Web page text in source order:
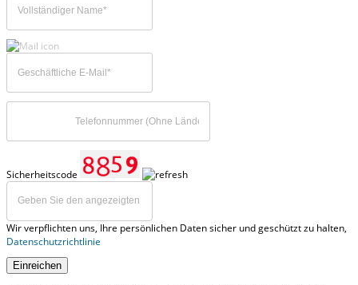
Sicherheitscode
Wir verpflichten uns, Ihre persönlichen Daten sicher und geschützt zu halten,
Datenschutzrichtlinie
Einreichen